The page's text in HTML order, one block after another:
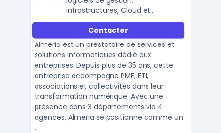
infrastructures, Cloud et
services de proximité.
Contacter
Almeria est un prestataire de services et
solutions informatiques dédié aux
entreprises. Depuis plus de 35 ans, cette
entreprise accompagne PME, ETI,
associations et collectivités dans leur
transformation numérique. Avec une
présence dans 3 départements via 4
agences, Almeria se positionne comme un
...